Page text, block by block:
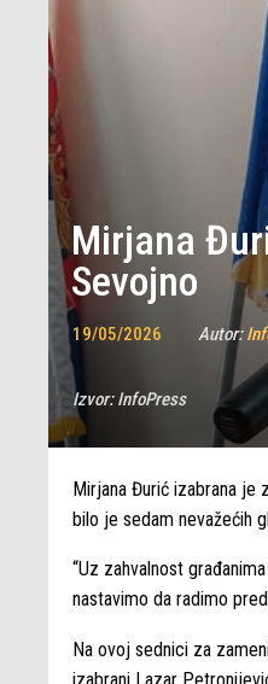
Mirjana
Sevojno
19/05/2026 Autor:
Izvor:InfoPress
Mirjana Đurić izabrana je
bilo je sedam nevažećih
“Uz zahvalnost
nastavimo da radimo
Na ovoj sednici za